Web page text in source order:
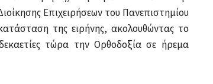
Επιχειρήσεων του Πανεπιστημίου
της ειρήνης, ακολουθώντας το
τώρα την Ορθοδοξία σε ήρεμα